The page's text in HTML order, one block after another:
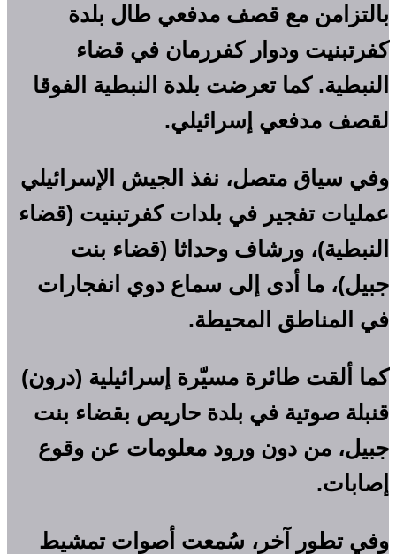
بالتزامن مع قصف مدفعي طال بلدة
كفرتبنيت ودوار كفررمان في قضاء
النبطية. كما تعرضت بلدة النبطية الفوقا
لقصف مدفعي إسرائيلي.
وفي سياق متصل، نفذ الجيش الإسرائيلي
عمليات تفجير في بلدات كفرتبنيت (قضاء
النبطية)، ورشاف وحداثا (قضاء بنت
جبيل)، ما أدى إلى سماع دوي انفجارات
في المناطق المحيطة.
كما ألقت طائرة مسيّرة إسرائيلية (درون)
قنبلة صوتية في بلدة حاريص بقضاء بنت
جبيل، من دون ورود معلومات عن وقوع
إصابات.
وفي تطور آخر، سُمعت أصوات تمشيط